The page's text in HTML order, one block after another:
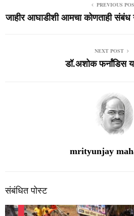
PREVIOUS
जाहीर आघाडीशी आमचा कोणताही संबंध
NEXT POST
डॉ.अशोक फर्नांडिस
mrityunjay
संबंधित पोस्ट